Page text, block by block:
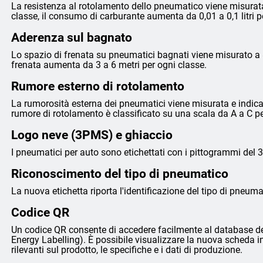
La resistenza al rotolamento dello pneumatico viene
classe, il consumo di carburante aumenta da 0,01 a 0,1 litri
Aderenza sul bagnato
Lo spazio di frenata su pneumatici bagnati viene misurato
frenata aumenta da 3 a 6 metri per ogni classe.
Rumore esterno di rotolamento
La rumorosità esterna dei pneumatici viene misurata e
rumore di rotolamento è classificato su una scala da A a C
Logo neve (3PMS) e ghiaccio
I pneumatici per auto sono etichettati con i pittogrammi del
Riconoscimento del tipo di pneumatico
La nuova etichetta riporta l'identificazione del tipo di
Codice QR
Un codice QR consente di accedere facilmente al database
Energy Labelling). È possibile visualizzare la nuova
rilevanti sul prodotto, le specifiche e i dati di produzione.